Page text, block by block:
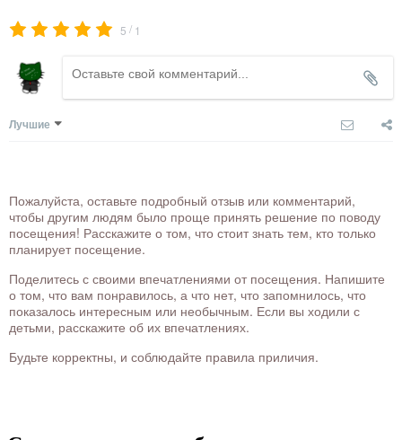
5 / 1
Лучшие
Пожалуйста, оставьте подробный отзыв или комментарий,
чтобы другим людям было проще принять решение по поводу
посещения! Расскажите о том, что стоит знать тем, кто только
планирует посещение.
Поделитесь с своими впечатлениями от посещения. Напишите
о том, что вам понравилось, а что нет, что запомнилось, что
показалось интересным или необычным. Если вы ходили с
детьми, расскажите об их впечатлениях.
Будьте корректны, и соблюдайте правила приличия.